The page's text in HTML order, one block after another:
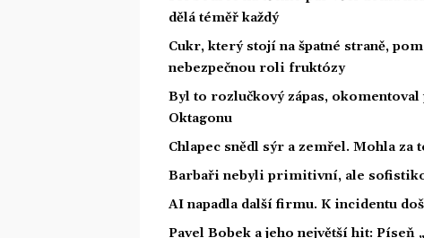
dělá téměř každý
Cukr, který stojí na špatné straně,
nebezpečnou roli fruktózy
Byl to rozlučkový zápas,
Oktagonu
Chlapec snědl sýr a zemřel. Mohla za
Barbaři nebyli primitivní, ale
AI napadla další firmu. K incidentu
Pavel Bobek a jeho největší hit: Píseň